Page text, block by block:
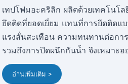
เทปโฟมอะคริลิก ผลิตด้วยเทคโนโ
ยึดติดที่ยอดเยี่ยม แทนที่การยึดติดแ
แรงสั่นสะเทือน ความทนทานต่อกา
รวมถึงการปิดผนึกกันน้ำ จึงเหมาะ
อ่านเพิ่มเติม >